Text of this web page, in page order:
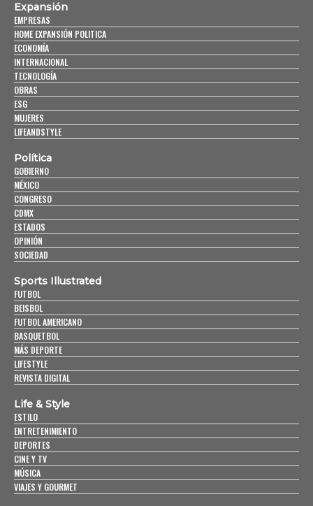
Expansión
EMPRESAS
HOME EXPANSIÓN POLITICA
ECONOMÍA
INTERNACIONAL
TECNOLOGÍA
OBRAS
ESG
MUJERES
LIFEANDSTYLE
Política
GOBIERNO
MÉXICO
CONGRESO
CDMX
ESTADOS
OPINIÓN
SOCIEDAD
Sports Illustrated
FUTBOL
BEISBOL
FUTBOL AMERICANO
BASQUETBOL
MÁS DEPORTE
LIFESTYLE
REVISTA DIGITAL
Life & Style
ESTILO
ENTRETENIMIENTO
DEPORTES
CINE Y TV
MÚSICA
VIAJES Y GOURMET